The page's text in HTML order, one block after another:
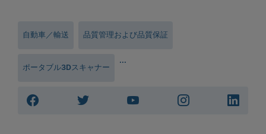
自動車／輸送 品質管理および品質保証
ポータブル3Dスキャナー
...